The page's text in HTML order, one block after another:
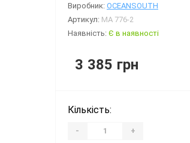
Виробник: OCEANSOUTH
Артикул: MA 776-2
Наявність: Є в наявності
3 385 грн
Кількість:
- +